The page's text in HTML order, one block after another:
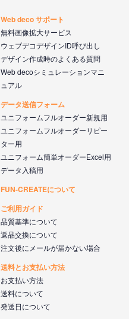
Web deco サポート
無料画像拡大サービス
ウェブデコデザインID呼び出し
デザイン作成時のよくある質問
Web decoシミュレーションマニ
ュアル
データ送信フォーム
ユニフォームフルオーダー新規用
ユニフォームフルオーダーリピー
ター用
ユニフォーム簡単オーダーExcel用
データ入稿用
FUN-CREATEについて
ご利用ガイド
品質基準について
返品交換について
注文後にメールが届かない場合
送料とお支払い方法
お支払い方法
送料について
発送日について